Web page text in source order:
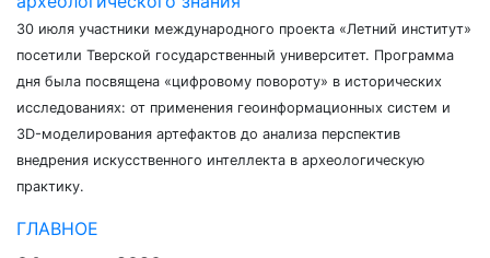
30 июля участники международного проекта «Летний институт»
посетили Тверской государственный университет. Программа
дня была посвящена «цифровому повороту» в исторических
исследованиях: от применения геоинформационных систем и
3D-моделирования артефактов до анализа перспектив
внедрения искусственного интеллекта в археологическую
практику.
ГЛАВНОЕ